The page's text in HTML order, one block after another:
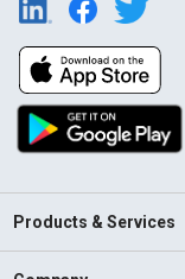
Products & Services